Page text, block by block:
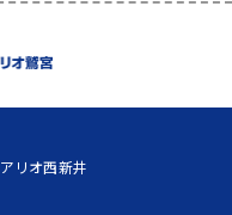
アリオ西新井